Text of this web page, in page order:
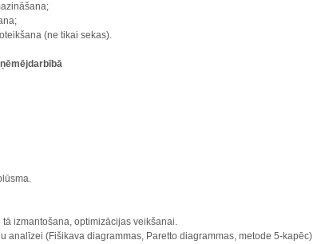
(ne tikai sekas).
izmantošana, optimizācijas veikšanai.
analīzei (Fišikava diagrammas, Paretto diagrammas, metode 5-kapēc)